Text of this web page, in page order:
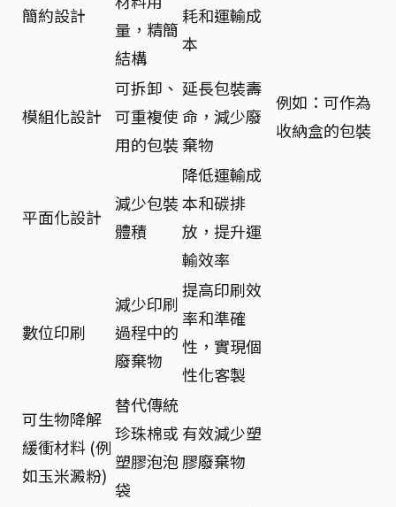
簡約設計
量，精簡
結構
耗和運輸成
本
模組化設計
可拆卸、
可重複使
用的包裝
延長包裝壽
命，減少廢
棄物
例如：可作為
收納盒的包裝
平面化設計
減少包裝
體積
降低運輸成
本和碳排
放，提升運
輸效率
數位印刷
減少印刷
過程中的
廢棄物
提高印刷效
率和準確
性，實現個
性化客製
可生物降解
緩衝材料 (例
如玉米澱粉)
替代傳統
珍珠棉或
塑膠泡泡
袋
有效減少塑
膠廢棄物